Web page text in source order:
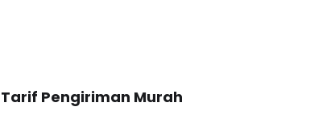
Tarif Pengiriman Murah